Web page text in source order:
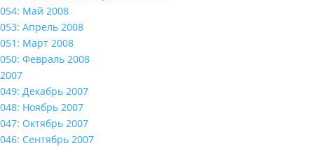
054: Май 2008
053: Апрель 2008
051: Март 2008
050: Февраль 2008
2007
049: Декабрь 2007
048: Ноябрь 2007
047: Октябрь 2007
046: Сентябрь 2007